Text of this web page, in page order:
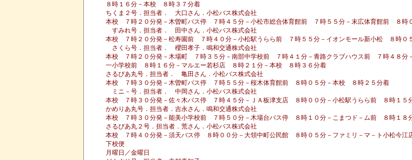
８時１６分－本校 ８時３７分着
ちくま２号．担当者． 大口さん．小松バス株式会社
本校 ７時２０分発－木曽町バス停 ７時４５分－小松市総合体育館前 ７時５５分－末広体育館前 ８時
すみれ号．担当者． 田中さん．小松バス株式会社
本校 ７時２０分発－松寿園前 ７時４０分－小松駅うらら前 ７時５５分－イオンモール新小松 ８時０
さくら号．担当者． 櫻田孝子．鳴和交通株式会社
本校 ７時２０分発－木場町 ７時３５分－南部中学校前 ７時４１分－青路クラブハウス前 ７時４８分
一小学校前 ８時１６分－マルエー若杉店 ８時２１分－本校 ８時３６分着
さるびあ丸号．担当者． 亀田さん．小松バス株式会社
本校 ７時３０分発－木曽町バス停 ７時５５分－桜木体育館前 ８時０５分－本校 ８時２５分着
ミニ－号．担当者． 中岡さん．小松バス株式会社
本校 ７時３０分発－佐々木バス停 ７時４５分－ＪＡ板津支店 ８時００分－小松駅うらら前 ８時１５
かめりあ丸号．担当者．吉永さん．鳴和交通株式会社
本校 ７時３０分発－能美小学校前 ７時５０分－木場台バス停 ８時１０分－こまつド－ム前 ８時１
さるびあ丸２号．担当者．荒さん．小松バス株式会社
本校 ７時４０分発－須天バス停 ８時００分－大領中町公民館 ８時０５分－ファミリ－マ－ト小松今
下校便
月曜日／金曜日